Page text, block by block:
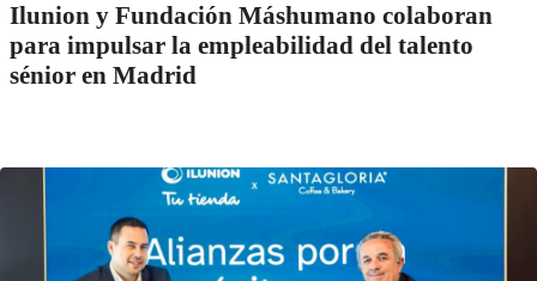
Ilunion y Fundación Máshumano colaboran
para impulsar la empleabilidad del talento
sénior en Madrid